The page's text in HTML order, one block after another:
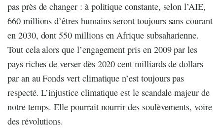
pas près de changer : à politique constante, selon l’AIE,
660 millions d’êtres humains seront toujours sans courant
en 2030, dont 550 millions en Afrique subsaharienne.
Tout cela alors que l’engagement pris en 2009 par les
pays riches de verser dès 2020 cent milliards de dollars
par an au Fonds vert climatique n’est toujours pas
respecté. L’injustice climatique est le scandale majeur de
notre temps. Elle pourrait nourrir des soulèvements, voire
des révolutions.